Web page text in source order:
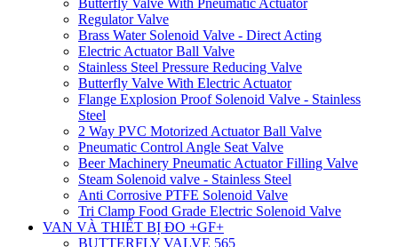
Regulator Valve
Brass Water Solenoid Valve - Direct Acting
Electric Actuator Ball Valve
Stainless Steel Pressure Reducing Valve
Butterfly Valve With Electric Actuator
Flange Explosion Proof Solenoid Valve - Stainless
Steel
2 Way PVC Motorized Actuator Ball Valve
Pneumatic Control Angle Seat Valve
Beer Machinery Pneumatic Actuator Filling Valve
Steam Solenoid valve - Stainless Steel
Anti Corrosive PTFE Solenoid Valve
Tri Clamp Food Grade Electric Solenoid Valve
VAN VÀ THIẾT BỊ ĐO +GF+
BUTTERFLY VALVE 565